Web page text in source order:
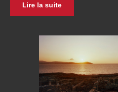
Lire la suite